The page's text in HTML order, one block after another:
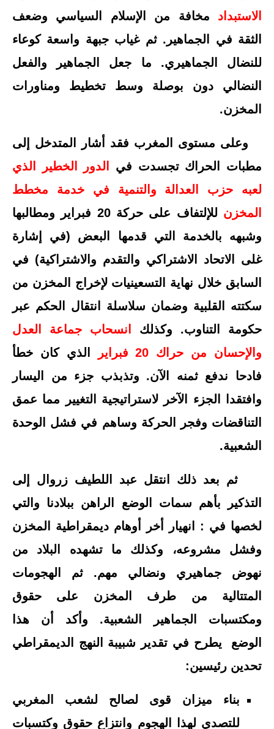
الاستبداد مخافة من الإسلام السياسي وضعف
الثقة في الجماهير. ثم غياب جبهة واسعة كوعاء
للنضال الجماهيري. ما جعل الجماهير والفعل
النضالي دون بوصلة وسط تخطيط ومناورات
المخزن.
وعلى مستوى المغرب فقد أشار المتدخل إلى
مطبات الحراكتجسدت في
الدور الخطير الذي
لعبه حزب العدالة والتنمية في خدمة مخطط
المخزن
للإلتفاف على حركة 20 فبراير ومطالبها
وشبهه بالخدمة التي قدمها البعض (في إشارة
غلى الاتحاد الاشتراكي والتقدم والاشتراكية) في
السابق خلال نهاية التسعينيات لإخراج المخزن من
سكتته القلبية وضمان سلاسلة انتقال الحكم عبر
حكومة التناوب. وكذلك
انسحاب جماعة العدل
والإحسان من حراك 20 فبراير
الذي كان خطأ
فادحا ندفع ثمنه الآن. وتذبذب جزء من اليسار
وافتقدا الجزء الآخر لاستراتيجية التغيير مما عمق
التناقضات وفجر الحركة وساهم في فشل الوحدة
الشعبية.
ثم بعد ذلك انتقل عبد اللطيف زروال إلى
التذكير بأهم سمات الوضع الراهن ببلادنا والتي
لخصها في : انهيار أخر أوهام ديمقراطية المخزن
وفشل مشروعه، وكذلك ما تشهده البلاد من
نهوض جماهيري ونضالي مهم. ثم الهجومات
المتتالية من طرف المخزن على حقوق
ومكتسبات الجماهير الشعبية. وأكد أن هذا
الوضع يطرح في تقدير شبيبة النهج الديمقراطي
تحدين رئيسين:
بناء ميزان قوى لصالح لشعب المغربي
للتصدي لهذا الهجوم وانتزاع حقوق وكتسبات